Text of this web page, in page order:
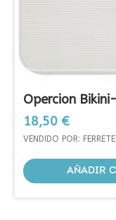
Opercion
Precio
18,50 €
VENDIDO POR:
AÑADIR